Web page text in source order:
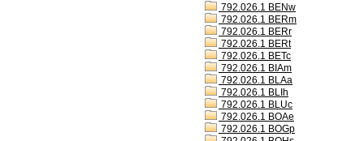
792.026.1 BENw
792.026.1 BERm
792.026.1 BERr
792.026.1 BERt
792.026.1 BETc
792.026.1 BIAm
792.026.1 BLAa
792.026.1 BLIh
792.026.1 BLUc
792.026.1 BOAe
792.026.1 BOGp